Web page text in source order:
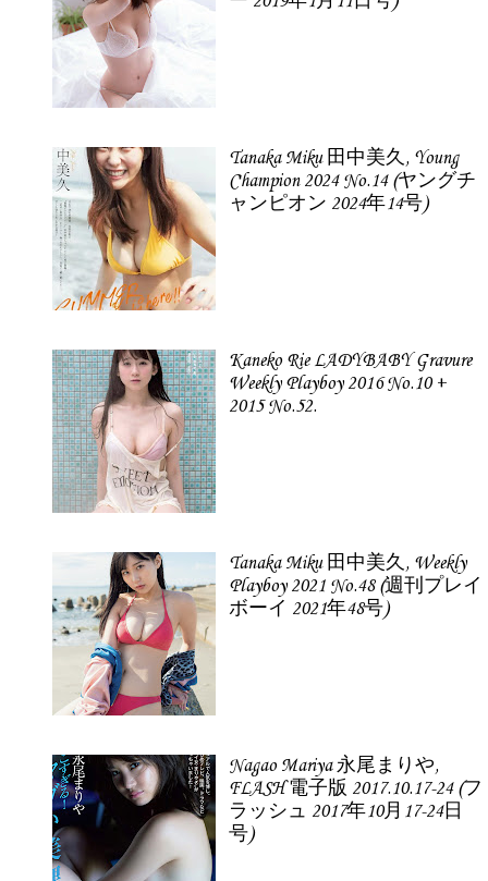
Tanaka Miku 田中美久, Young
Champion 2024 No.14 (ヤングチ
ャンピオン 2024年14号)
Kaneko Rie LADYBABY Gravure
Weekly Playboy 2016 No.10 +
2015 No.52.
Tanaka Miku 田中美久, Weekly
Playboy 2021 No.48 (週刊プレイ
ボーイ 2021年48号)
Nagao Mariya 永尾まりや,
FLASH 電子版 2017.10.17-24 (フ
ラッシュ 2017年10月17-24日
号)